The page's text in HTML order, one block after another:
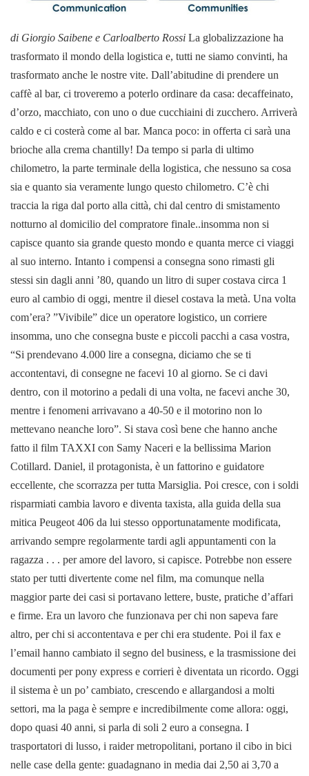
di Giorgio Saibene e Carloalberto Rossi La globalizzazione ha
trasformato il mondo della logistica e, tutti ne siamo convinti, ha
trasformato anche le nostre vite. Dall’abitudine di prendere un
caffè al bar, ci troveremo a poterlo ordinare da casa: decaffeinato,
d’orzo, macchiato, con uno o due cucchiaini di zucchero. Arriverà
caldo e ci costerà come al bar. Manca poco: in offerta ci sarà una
brioche alla crema chantilly! Da tempo si parla di ultimo
chilometro, la parte terminale della logistica, che nessuno sa cosa
sia e quanto sia veramente lungo questo chilometro. C’è chi
traccia la riga dal porto alla città, chi dal centro di smistamento
notturno al domicilio del compratore finale..insomma non si
capisce quanto sia grande questo mondo e quanta merce ci viaggi
al suo interno. Intanto i compensi a consegna sono rimasti gli
stessi sin dagli anni ’80, quando un litro di super costava circa 1
euro al cambio di oggi, mentre il diesel costava la metà. Una volta
com’era? ”Vivibile” dice un operatore logistico, un corriere
insomma, uno che consegna buste e piccoli pacchi a casa vostra,
“Si prendevano 4.000 lire a consegna, diciamo che se ti
accontentavi, di consegne ne facevi 10 al giorno. Se ci davi
dentro, con il motorino a pedali di una volta, ne facevi anche 30,
mentre i fenomeni arrivavano a 40-50 e il motorino non lo
mettevano neanche loro”. Si stava così bene che hanno anche
fatto il film TAXXI con Samy Naceri e la bellissima Marion
Cotillard. Daniel, il protagonista, è un fattorino e guidatore
eccellente, che scorrazza per tutta Marsiglia. Poi cresce, con i soldi
risparmiati cambia lavoro e diventa taxista, alla guida della sua
mitica Peugeot 406 da lui stesso opportunatamente modificata,
arrivando sempre regolarmente tardi agli appuntamenti con la
ragazza . . . per amore del lavoro, si capisce. Potrebbe non essere
stato per tutti divertente come nel film, ma comunque nella
maggior parte dei casi si portavano lettere, buste, pratiche d’affari
e firme. Era un lavoro che funzionava per chi non sapeva fare
altro, per chi si accontentava e per chi era studente. Poi il fax e
l’email hanno cambiato il segno del business, e la trasmissione dei
documenti per pony express e corrieri è diventata un ricordo. Oggi
il sistema è un po’ cambiato, crescendo e allargandosi a molti
settori, ma la paga è sempre e incredibilmente come allora: oggi,
dopo quasi 40 anni, si parla di soli 2 euro a consegna. I
trasportatori di lusso, i raider metropolitani, portano il cibo in bici
nelle case della gente: guadagnano in media dai 2,50 ai 3,70 a